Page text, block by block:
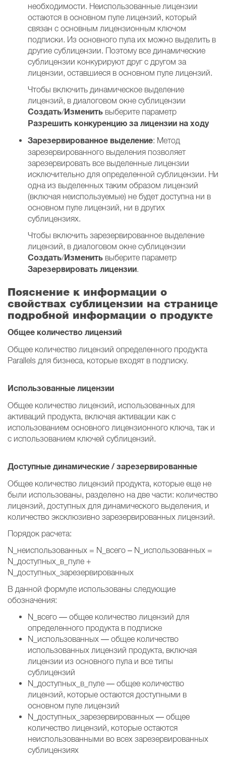
необходимости. Неиспользованные лицензии
остаются в основном пуле лицензий, который
связан с основным лицензионным ключом
подписки. Из основного пула их можно выделить в
другие сублицензии. Поэтому все динамические
сублицензии конкурируют друг с другом за
лицензии, оставшиеся в основном пуле лицензий.
Чтобы включить динамическое выделение
лицензий, в диалоговом окне сублицензии
Создать/Изменить выберите параметр
Разрешить конкуренцию за лицензии на ходу
Зарезервированное выделение: Метод
зарезервированного выделения позволяет
зарезервировать все выделенные лицензии
исключительно для определенной сублицензии. Ни
одна из выделенных таким образом лицензий
(включая неиспользуемые) не будет доступна ни в
основном пуле лицензий, ни в других
сублицензиях.
Чтобы включить зарезервированное выделение
лицензий, в диалоговом окне сублицензии
Создать/Изменить выберите параметр
Зарезервировать лицензии.
Пояснение к информации о
свойствах сублицензии на странице
подробной информации о продукте
Общее количество лицензий
Общее количество лицензий определенного продукта
Parallels для бизнеса, которые входят в подписку.
Использованные лицензии
Общее количество лицензий, использованных для
активаций продукта, включая активации как с
использованием основного лицензионного ключа, так и
с использованием ключей сублицензий.
Доступные динамические / зарезервированные
Общее количество лицензий продукта, которые еще не
были использованы, разделено на две части: количество
лицензий, доступных для динамического выделения, и
количество эксклюзивно зарезервированных лицензий.
Порядок расчета:
N_неиспользованных = N_всего – N_использованных =
N_доступных_в_пуле +
N_доступных_зарезервированных
В данной формуле использованы следующие
обозначения:
N_всего — общее количество лицензий для
определенного продукта в подписке
N_использованных — общее количество
использованных лицензий продукта, включая
лицензии из основного пула и все типы
сублицензий
N_доступных_в_пуле — общее количество
лицензий, которые остаются доступными в
основном пуле лицензий
N_доступных_зарезервированных — общее
количество лицензий, которые остаются
неиспользованными во всех зарезервированных
сублицензиях